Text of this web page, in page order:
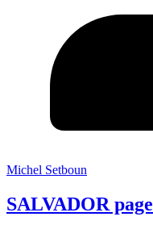
Michel Setboun
SALVADOR page